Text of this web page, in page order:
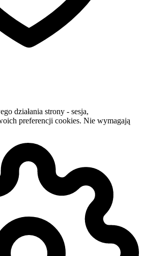
działania strony - sesja,
preferencji cookies. Nie wymagają